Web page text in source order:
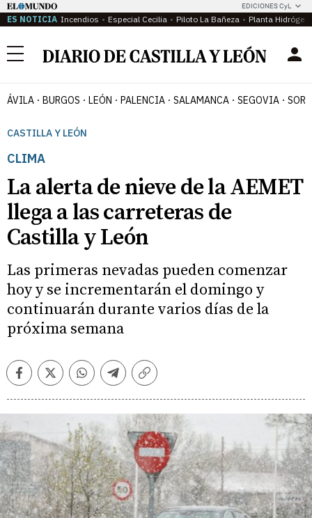
EDICIONES CyL
ES NOTICIA Incendios Especial Cecilia Piloto La Bañeza Planta
Menú
ÁVILA BURGOS LEÓN PALENCIA SALAMANCA SEGOVIA
CASTILLA Y LEÓN
CLIMA
La alerta de nieve de la AEMET
llega a las carreteras de
Castilla y León
Las primeras nevadas pueden comenzar
hoy y se incrementarán el domingo y
continuarán durante varios días de la
próxima semana
FacebookTwitterWhatsappTelegramCopiar